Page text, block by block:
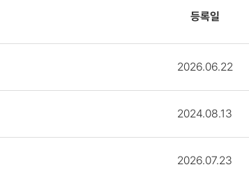
등록일
2026.06.22
2024.08.13
2026.07.23